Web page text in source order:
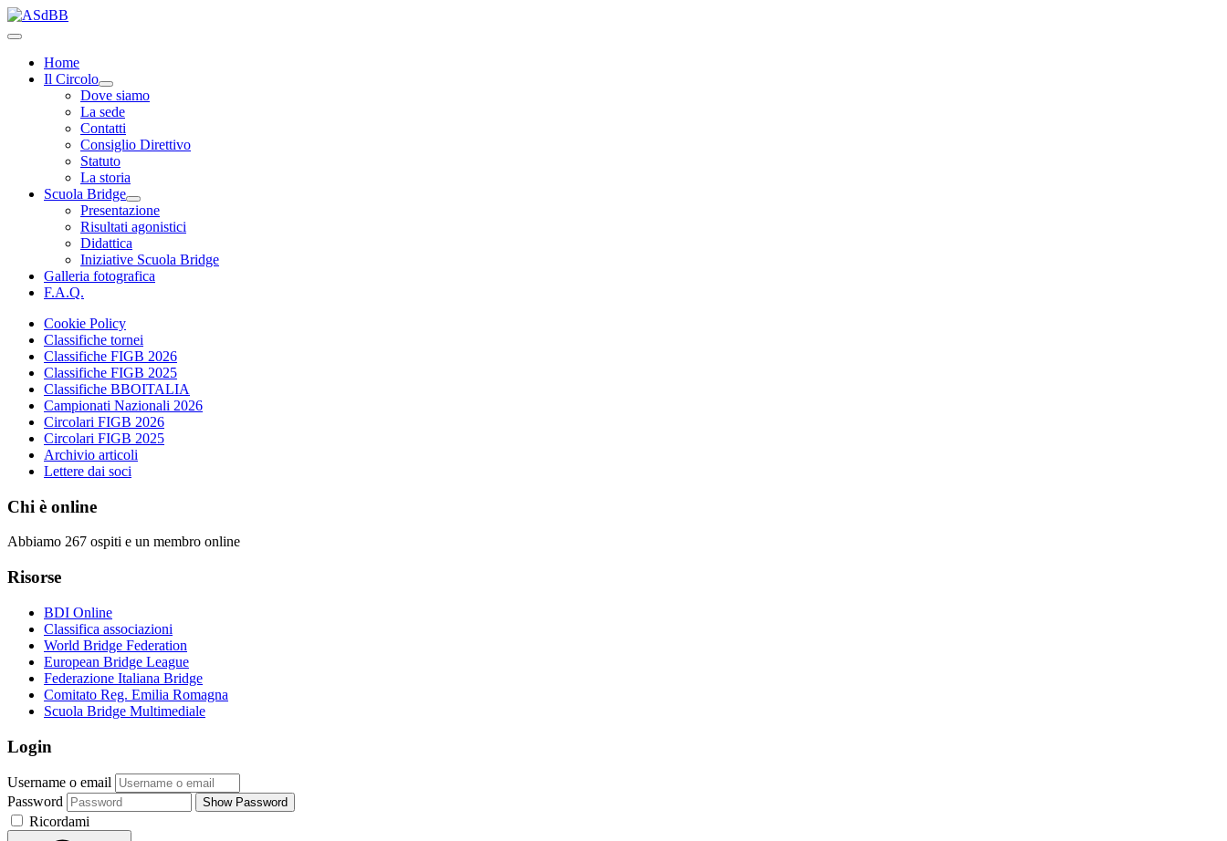
Home
Il Circolo
Dove siamo
La sede
Contatti
Consiglio Direttivo
Statuto
La storia
Scuola Bridge
Presentazione
Risultati agonistici
Didattica
Iniziative Scuola Bridge
Galleria fotografica
F.A.Q.
Cookie Policy
Classifiche tornei
Classifiche FIGB 2026
Classifiche FIGB 2025
Classifiche BBOITALIA
Campionati Nazionali 2026
Circolari FIGB 2026
Circolari FIGB 2025
Archivio articoli
Lettere dai soci
Chi è online
Abbiamo 267 ospiti e un membro online
Risorse
BDI Online
Classifica associazioni
World Bridge Federation
European Bridge League
Federazione Italiana Bridge
Comitato Reg. Emilia Romagna
Scuola Bridge Multimediale
Login
Username o email
Password
Show Password
Ricordami